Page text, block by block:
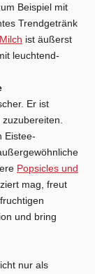
Beispiel mit
Trendgetränk
ist äußerst
leuchtend-
Er ist
Eistee-
Popsicles und
mag, freut
und bring
nur als